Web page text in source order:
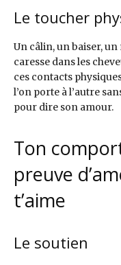
Le toucher
Un câlin, un baiser,
caresse dans les
ces contacts
l’on porte à l’autre
pour dire son amour.
Ton
preuve
t’aime
Le soutien